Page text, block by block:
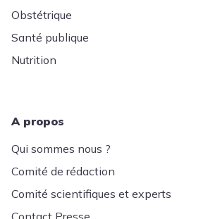
Obstétrique
Santé publique
Nutrition
A propos
Qui sommes nous ?
Comité de rédaction
Comité scientifiques et experts
Contact Presse